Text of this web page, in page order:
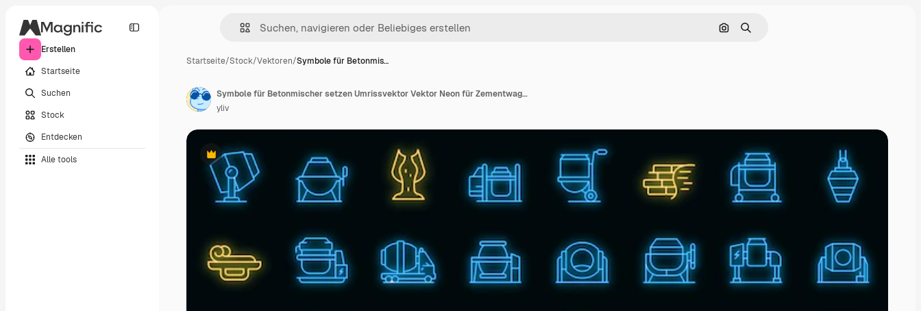
Erstellen
Startseite
Suchen
Stock
Entdecken
Alle tools
Nach Bild suchen
Suchen
Startseite/Stock/Vektoren/Symbole für Betonmis…
Premium
Symbole für Betonmischer setzen Umrissvektor Vektor Neon für Zementwagen
yliv